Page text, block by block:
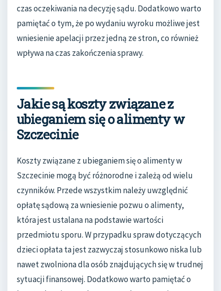
czas oczekiwania na decyzję sądu. Dodatkowo warto
pamiętać o tym, że po wydaniu wyroku możliwe jest
wniesienie apelacji przez jedną ze stron, co również
wpływa na czas zakończenia sprawy.
Jakie są koszty związane z
ubieganiem się o alimenty w
Szczecinie
Koszty związane z ubieganiem się o alimenty w
Szczecinie mogą być różnorodne i zależą od wielu
czynników. Przede wszystkim należy uwzględnić
opłatę sądową za wniesienie pozwu o alimenty,
która jest ustalana na podstawie wartości
przedmiotu sporu. W przypadku spraw dotyczących
dzieci opłata ta jest zazwyczaj stosunkowo niska lub
nawet zwolniona dla osób znajdujących się w trudnej
sytuacji finansowej. Dodatkowo warto pamiętać o